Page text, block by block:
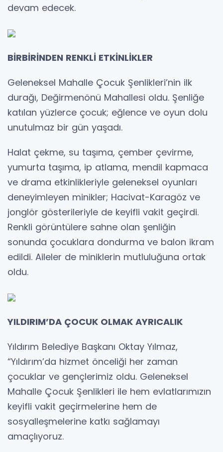
devam edecek.
BİRBİRİNDEN RENKLİ ETKİNLİKLER
Geleneksel Mahalle Çocuk Şenlikleri’nin ilk
durağı, Değirmenönü Mahallesi oldu. Şenliğe
katılan yüzlerce çocuk; eğlence ve oyun dolu
unutulmaz bir gün yaşadı.
Halat çekme, su taşıma, çember çevirme,
yumurta taşıma, ip atlama, mendil kapmaca
ve drama etkinlikleriyle geleneksel oyunları
deneyimleyen minikler; Hacivat-Karagöz ve
jonglör gösterileriyle de keyifli vakit geçirdi.
Renkli görüntülere sahne olan şenliğin
sonunda çocuklara dondurma ve balon ikram
edildi. Aileler de miniklerin mutluluğuna ortak
oldu.
YILDIRIM’DA ÇOCUK OLMAK AYRICALIK
Yıldırım Belediye Başkanı Oktay Yılmaz,
“Yıldırım’da hizmet önceliği her zaman
çocuklar ve gençlerimiz oldu. Geleneksel
Mahalle Çocuk Şenlikleri ile hem evlatlarımızın
keyifli vakit geçirmelerine hem de
sosyalleşmelerine katkı sağlamayı
amaçlıyoruz.